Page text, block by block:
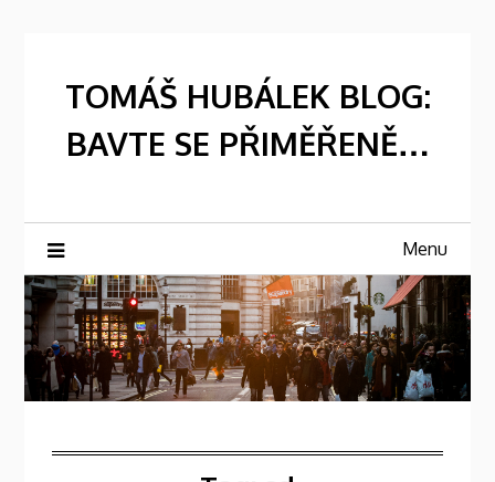
TOMÁŠ HUBÁLEK BLOG:
BAVTE SE PŘIMĚŘENĚ…
Menu